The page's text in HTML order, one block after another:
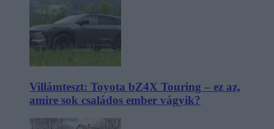
Villámteszt: Toyota bZ4X Touring – ez az,
amire sok családos ember vágyik?